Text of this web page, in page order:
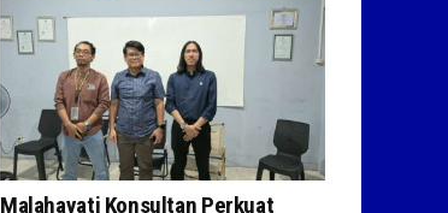
Malahayati Konsultan Perkuat